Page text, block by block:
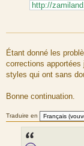
http://
Étant donné les
corrections
styles qui ont sans
Bonne continuation.
Traduire en